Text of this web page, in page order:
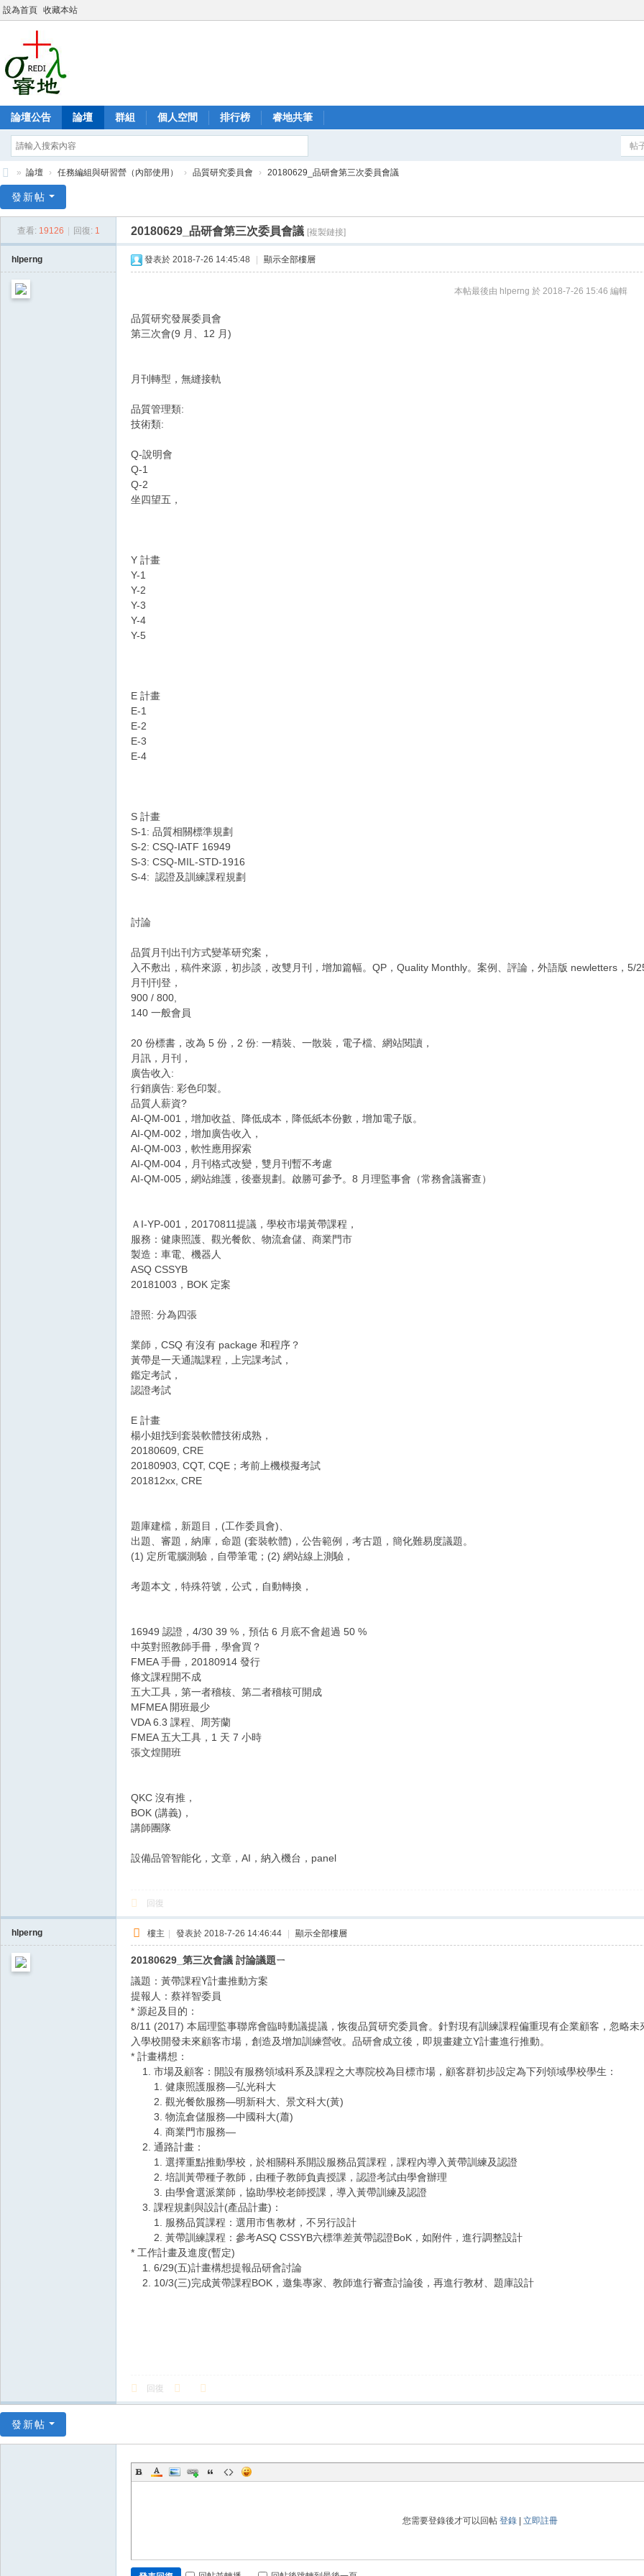
設為首頁 收藏本站
論壇公告 論壇 群組 個人空間 排行榜 睿地共筆
帖
地
» 論壇 › 任務編組與研習營（內部使用） › 品質研究委員會 › 20180629_品研會第三次委員會議
發新帖
查看: 19126 回復: 1 20180629_品研會第三次委員會議 [複製鏈接]
hlperng 發表於 2018-7-26 14:45:48 顯示全部樓層
本帖最後由 hlperng 於 2018-7-26 15:46 編輯
品質研究發展委員會
第三次會(9 月、12 月)
月刊轉型，無縫接軌
品質管理類:
技術類:
Q-說明會
Q-1
Q-2
坐四望五，
Y 計畫
Y-1
Y-2
Y-3
Y-4
Y-5
E 計畫
E-1
E-2
E-3
E-4
S 計畫
S-1: 品質相關標準規劃
S-2: CSQ-IATF 16949
S-3: CSQ-MIL-STD-1916
S-4: 認證及訓練課程規劃
討論
品質月刊出刊方式變革研究案，
入不敷出，稿件來源，初步談，改雙月刊，增加篇幅。QP，Quality Monthly。案例、評論，外語版 newletters，
月刊刊登，
900 / 800,
140 一般會員
20 份標書，改為 5 份，2 份: 一精裝、一散裝，電子檔、網站閱讀，
月訊，月刊，
廣告收入:
行銷廣告: 彩色印製。
品質人薪資?
AI-QM-001，增加收益、降低成本，降低紙本份數，增加電子版。
AI-QM-002，增加廣告收入，
AI-QM-003，軟性應用探索
AI-QM-004，月刊格式改變，雙月刊暫不考慮
AI-QM-005，網站維護，後臺規劃。啟勝可參予。8 月理監事會（常務會議審查）
ＡI-YP-001，20170811提議，學校市場黃帶課程，
服務：健康照護、觀光餐飲、物流倉儲、商業門市
製造：車電、機器人
ASQ CSSYB
20181003，BOK 定案
證照: 分為四張
業師，CSQ 有沒有 package 和程序？
黃帶是一天通識課程，上完課考試，
鑑定考試，
認證考試
E 計畫
楊小姐找到套裝軟體技術成熟，
20180609, CRE
20180903, CQT, CQE；考前上機模擬考試
201812xx, CRE
題庫建檔，新題目，(工作委員會)、
出題、審題，納庫，命題 (套裝軟體)，公告範例，考古題，簡化難易度議題。
(1) 定所電腦測驗，自帶筆電；(2) 網站線上測驗，
考題本文，特殊符號，公式，自動轉換，
16949 認證，4/30 39 %，預估 6 月底不會超過 50 %
中英對照教師手冊，學會買？
FMEA 手冊，20180914 發行
條文課程開不成
五大工具，第一者稽核、第二者稽核可開成
MFMEA 開班最少
VDA 6.3 課程、周芳蘭
FMEA 五大工具，1 天 7 小時
張文煌開班
QKC 沒有推，
BOK (講義)，
講師團隊
設備品管智能化，文章，AI，納入機台，panel
回復
hlperng 樓主 | 發表於 2018-7-26 14:46:44 | 顯示全部樓層
20180629_第三次會議 討論議題ㄧ
議題：黃帶課程Y計畫推動方案
提報人：蔡祥智委員
* 源起及目的：
8/11 (2017) 本屆理監事聯席會臨時動議提議，恢復品質研究委員會。針對現有訓練課程偏重現有企業顧客，忽略
入學校開發未來顧客市場，創造及增加訓練營收。品研會成立後，即規畫建立Y計畫進行推動。
* 計畫構想：
1. 市場及顧客：開設有服務領域科系及課程之大專院校為目標市場，顧客群初步設定為下列領域學校學生：
1. 健康照護服務—弘光科大
2. 觀光餐飲服務—明新科大、景文科大(黃)
3. 物流倉儲服務—中國科大(蕭)
4. 商業門市服務—
2. 通路計畫：
1. 選擇重點推動學校，於相關科系開設服務品質課程，課程內導入黃帶訓練及認證
2. 培訓黃帶種子教師，由種子教師負責授課，認證考試由學會辦理
3. 由學會選派業師，協助學校老師授課，導入黃帶訓練及認證
3. 課程規劃與設計(產品計畫)：
1. 服務品質課程：選用市售教材，不另行設計
2. 黃帶訓練課程：參考ASQ CSSYB六標準差黃帶認證BoK，如附件，進行調整設計
* 工作計畫及進度(暫定)
1. 6/29(五)計畫構想提報品研會討論
2. 10/3(三)完成黃帶課程BOK，邀集專家、教師進行審查討論後，再進行教材、題庫設計
回復
發新帖
您需要登錄後才可以回帖 登錄| 立即註冊